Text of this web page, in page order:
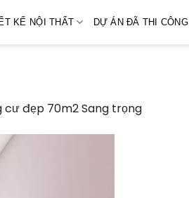
KẾ NỘI THẤT DỰ ÁN ĐÃ THI CÔNG
cư đẹp 70m2 Sang trọng